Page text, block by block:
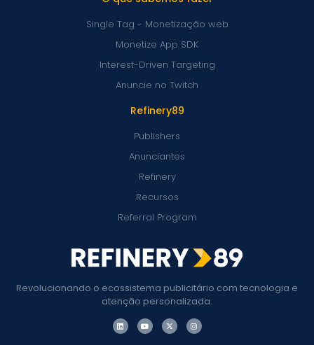
Revolucionando o ecossistema publicitário com tecnologia e
atenção personalizada.
Refinery89
Publishers
Anunciantes
Refinery
Recursos
Referral Program
Single Tag - Monetização web
Monetize App SDK
Interest-Driven Targeting
Anuncie no Twitch